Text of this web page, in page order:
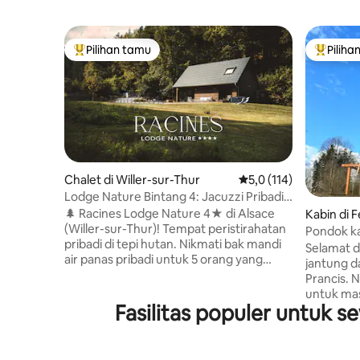
Pilihan tamu terpopuler
Pilihan tamu
Chalet di Willer-sur-Thur Nilai rata-rata 5,0 dari
5,0 (114)
Lodge Nature Bintang 4: Jacuzzi Pribadi
& Pemandangan Hutan
🌲 Racines Lodge Nature 4★ di Alsace
(Willer-sur-Thur)! Tempat peristirahatan
pribadi di tepi hutan. Nikmati bak mandi
air panas pribadi untuk 5 orang yang
seprai, handuk, dan perlengkapan
sambutan untuk memulai masa inap
Pilihan
Kabin di
Pondok
Selamat
jantung
Prancis.
untuk
atau
dengan
Fasilitas populer untuk